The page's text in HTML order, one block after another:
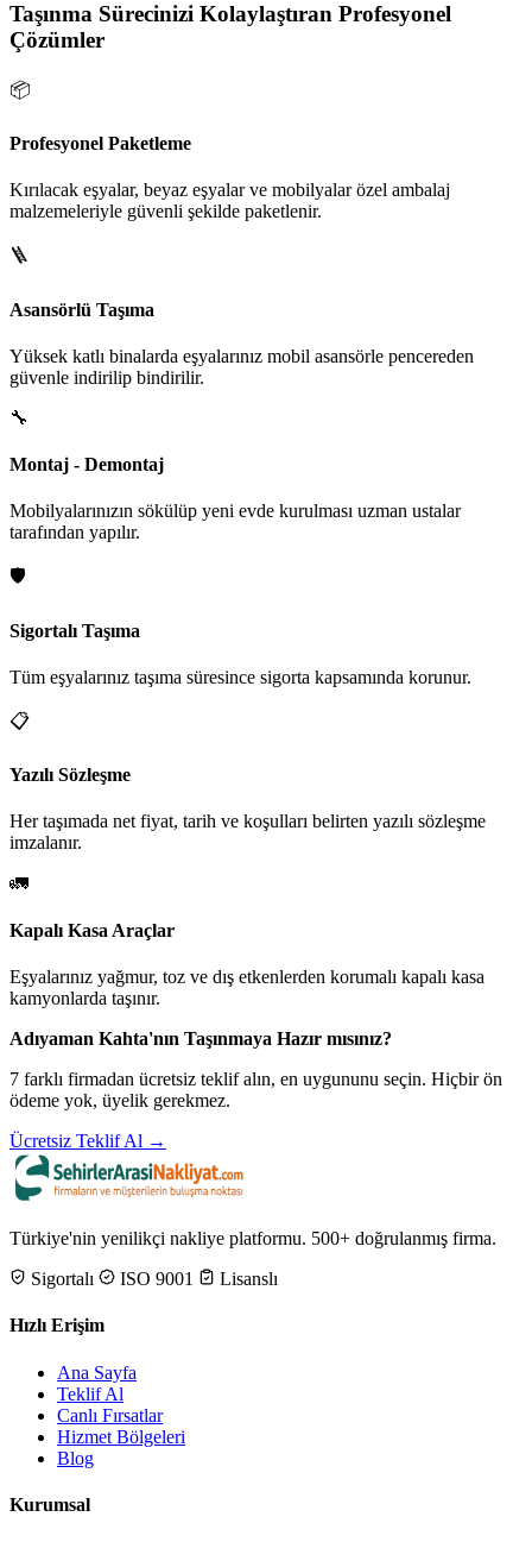
Taşınma Sürecinizi Kolaylaştıran Profesyonel
Çözümler
📦
Profesyonel Paketleme
Kırılacak eşyalar, beyaz eşyalar ve mobilyalar özel ambalaj
malzemeleriyle güvenli şekilde paketlenir.
🪜
Asansörlü Taşıma
Yüksek katlı binalarda eşyalarınız mobil asansörle pencereden
güvenle indirilip bindirilir.
🔧
Montaj - Demontaj
Mobilyalarınızın sökülüp yeni evde kurulması uzman ustalar
tarafından yapılır.
🛡️
Sigortalı Taşıma
Tüm eşyalarınız taşıma süresince sigorta kapsamında korunur.
📋
Yazılı Sözleşme
Her taşımada net fiyat, tarih ve koşulları belirten yazılı sözleşme
imzalanır.
🚛
Kapalı Kasa Araçlar
Eşyalarınız yağmur, toz ve dış etkenlerden korumalı kapalı kasa
kamyonlarda taşınır.
Adıyaman Kahta'nın Taşınmaya Hazır mısınız?
7 farklı firmadan ücretsiz teklif alın, en uygununu seçin. Hiçbir ön
ödeme yok, üyelik gerekmez.
Ücretsiz Teklif Al →
Türkiye'nin yenilikçi nakliye platformu. 500+ doğrulanmış firma.
Sigortalı
ISO 9001 Lisanslı
Hızlı Erişim
Ana Sayfa
Teklif Al
Canlı Fırsatlar
Hizmet Bölgeleri
Blog
Kurumsal